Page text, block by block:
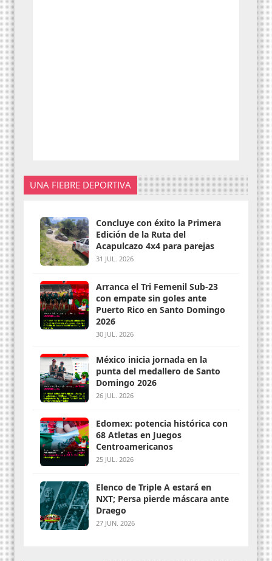
UNA FIEBRE DEPORTIVA
Concluye con éxito la Primera
Edición de la Ruta del
Acapulcazo 4x4 para parejas
31 JUL. 2026
Arranca el Tri Femenil Sub-23
con empate sin goles ante
Puerto Rico en Santo Domingo
2026
30 JUL. 2026
México inicia jornada en la
punta del medallero de Santo
Domingo 2026
26 JUL. 2026
Edomex: potencia histórica con
68 Atletas en Juegos
Centroamericanos
25 JUL. 2026
Elenco de Triple A estará en
NXT; Persa pierde máscara ante
Draego
27 JUN. 2026